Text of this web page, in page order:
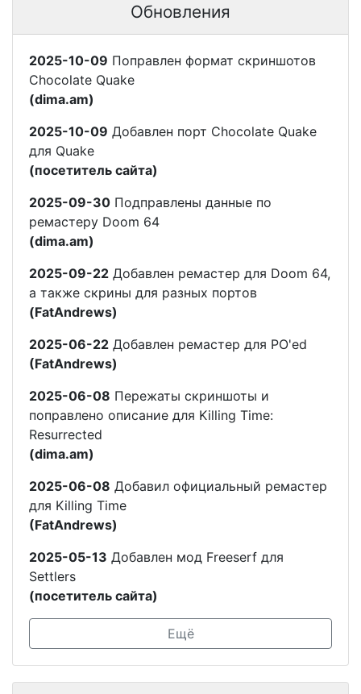
Обновления
2025-10-09 Поправлен формат скриншотов
Chocolate Quake
(dima.am)
2025-10-09 Добавлен порт Chocolate Quake
для Quake
(посетитель сайта)
2025-09-30 Подправлены данные по
ремастеру Doom 64
(dima.am)
2025-09-22 Добавлен ремастер для Doom 64,
а также скрины для разных портов
(FatAndrews)
2025-06-22 Добавлен ремастер для PO'ed
(FatAndrews)
2025-06-08 Пережаты скриншоты и
поправлено описание для Killing Time:
Resurrected
(dima.am)
2025-06-08 Добавил официальный ремастер
для Killing Time
(FatAndrews)
2025-05-13 Добавлен мод Freeserf для
Settlers
(посетитель сайта)
Ещё